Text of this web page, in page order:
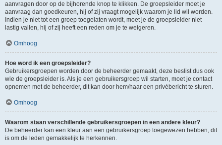
aanvragen door op de bijhorende knop te klikken. De groepsleider moet je
aanvraag dan goedkeuren, hij of zij vraagt mogelijk waarom je lid wil worden.
Indien je niet tot een groep toegelaten wordt, moet je de groepsleider niet
lastig vallen, hij of zij heeft een reden om je te weigeren.
Omhoog
Hoe word ik een groepsleider?
Gebruikersgroepen worden door de beheerder gemaakt, deze beslist dus ook
wie de groepsleider is. Als je een gebruikersgroep wil starten, moet je contact
opnemen met de beheerder, dit kan door hem/haar een privébericht te sturen.
Omhoog
Waarom staan verschillende gebruikersgroepen in een andere kleur?
De beheerder kan een kleur aan een gebruikersgroep toegewezen hebben, dit
is om de leden gemakkelijk te herkennen.